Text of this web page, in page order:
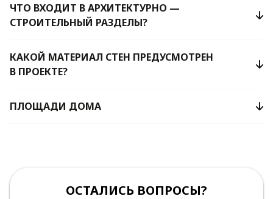
ЧТО ВХОДИТ В АРХИТЕКТУРНО —
СТРОИТЕЛЬНЫЙ РАЗДЕЛЫ?
КАКОЙ МАТЕРИАЛ СТЕН ПРЕДУСМОТРЕН
В ПРОЕКТЕ?
ПЛОЩАДИ ДОМА
ОСТАЛИСЬ ВОПРОСЫ?